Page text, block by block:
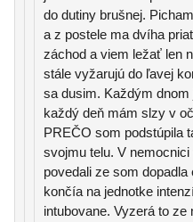
do dutiny brušnej.
a z postele ma dvíha
záchod a viem ležať len
stále vyžarujú do ľavej
sa dusim. Každým
každý deň mám slzy v
PREČO som podstúpila
svojmu telu. V
povedali ze som
končía na jednotke
intubovane. Vyzerá to